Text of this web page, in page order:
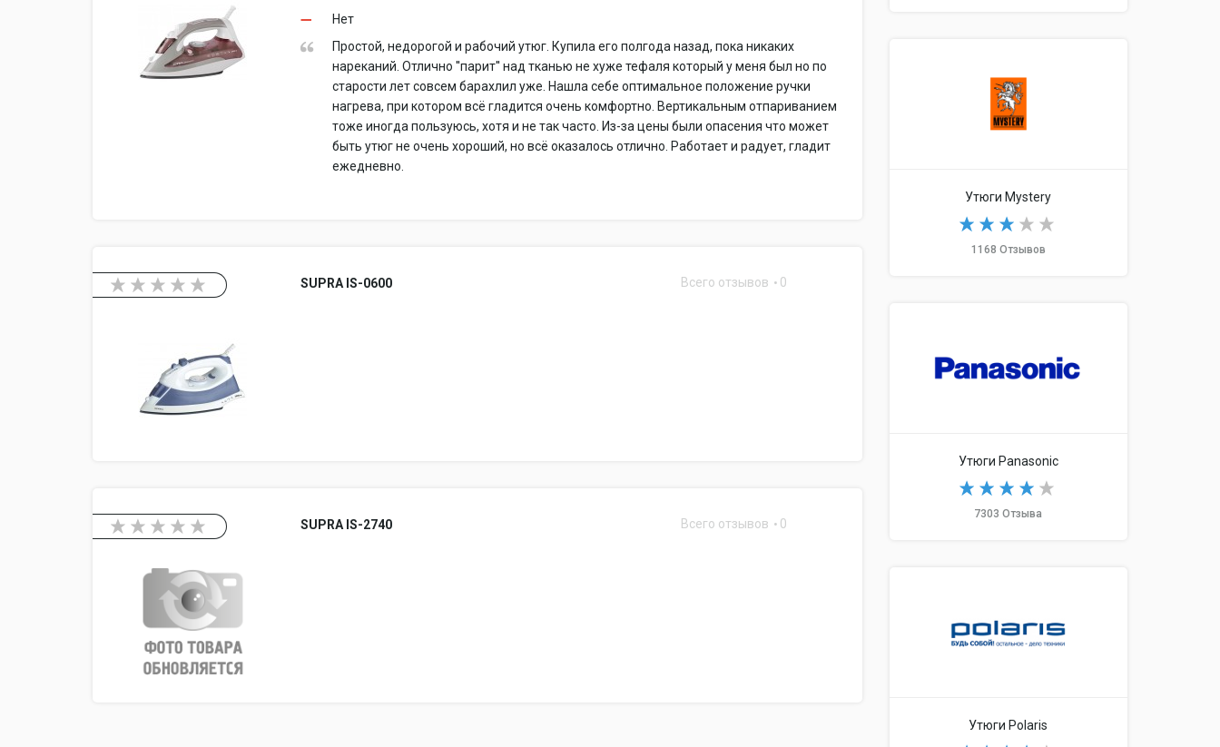
Нет
Простой, недорогой и рабочий утюг. Купила его полгода назад, пока никаких
нареканий. Отлично ''парит'' над тканью не хуже тефаля который у меня был но по
старости лет совсем барахлил уже. Нашла себе оптимальное положение ручки
нагрева, при котором всё гладится очень комфортно. Вертикальным отпариванием
тоже иногда пользуюсь, хотя и не так часто. Из-за цены были опасения что может
быть утюг не очень хороший, но всё оказалось отлично. Работает и радует, гладит
ежедневно.
SUPRA IS-0600 Всего отзывов 0
SUPRA IS-2740 Всего отзывов 0
Утюги Mystery
1168 Отзывов
Утюги Panasonic
7303 Отзыва
Утюги Polaris